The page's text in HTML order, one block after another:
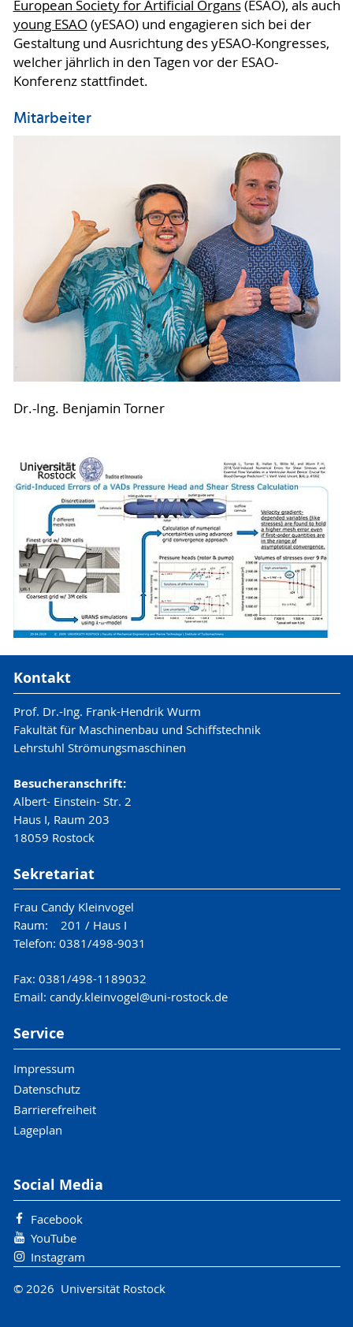
European Society for Artificial Organs(ESAO), als auch
young ESAO(yESAO) und engagieren sich bei der
Gestaltung und Ausrichtung des yESAO-Kongresses,
welcher jährlich in den Tagen vor der ESAO-
Konferenz stattfindet.
Mitarbeiter
Dr.-Ing. Benjamin Torner
Kontakt
Prof. Dr.-Ing. Frank-Hendrik Wurm
Fakultät für Maschinenbau und Schiffstechnik
Lehrstuhl Strömungsmaschinen
Besucheranschrift:
Albert- Einstein- Str. 2
Haus I, Raum 203
18059 Rostock
Sekretariat
Frau Candy Kleinvogel
Raum: 201 / Haus I
Telefon: 0381/498-9031
Fax: 0381/498-1189032
Email: candy.kleinvogel@uni-rostock.de
Service
Impressum
Datenschutz
Barrierefreiheit
Lageplan
Social Media
Facebook
YouTube
Instagram
© 2026 Universität Rostock